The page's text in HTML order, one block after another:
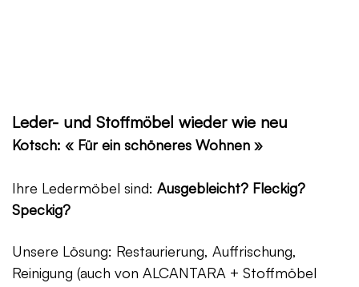
Leder- und Stoffmöbel wieder wie neu
Kotsch: « Für ein schöneres Wohnen »
Ihre Ledermöbel sind: Ausgebleicht? Fleckig?
Speckig?
Unsere Lösung: Restaurierung, Auffrischung,
Reinigung (auch von ALCANTARA + Stoffmöbel